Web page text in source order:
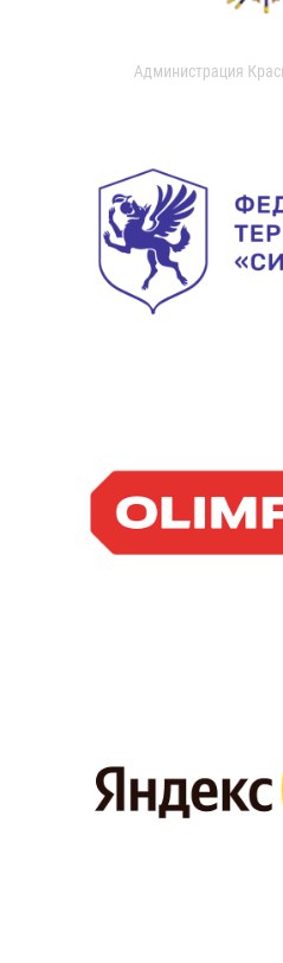
Администрация